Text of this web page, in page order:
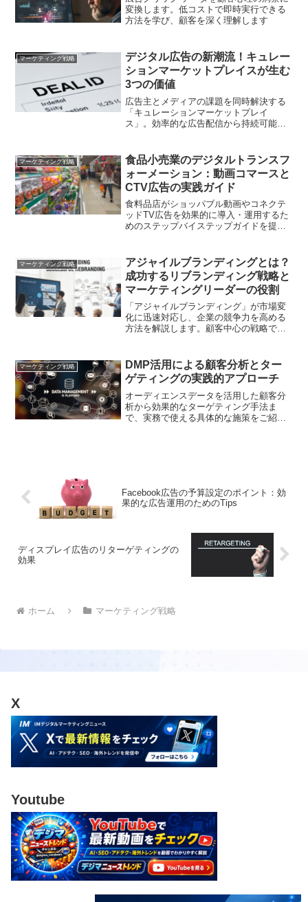
変換します。低コストで即時実行できる
方法を学び、顧客を深く理解します
マーケティング戦略
デジタル広告の新潮流！キュレー
ションマーケットプレイスが生む
3つの価値
広告主とメディアの課題を同時解決する
「キュレーションマーケットプレイ
ス」。効率的な広告配信から持続可能な
マーケティング戦略
食品小売業のデジタルトランスフ
ォーメーション：動画コマースと
CTV広告の実践ガイド
食料品店がショッパブル動画やコネクテ
ッドTV広告を効果的に導入・運用するた
めのステップバイステップガイドを提供
マーケティング戦略
アジャイルブランディングとは？
成功するリブランディング戦略と
マーケティングリーダーの役割
「アジャイルブランディング」が市場変
化に迅速対応し、企業の競争力を高める
方法を解説します。顧客中心の戦略で成
マーケティング戦略
DMP活用による顧客分析とター
ゲティングの実践的アプローチ
オーディエンスデータを活用した顧客分
析から効果的なターゲティング手法ま
で、実務で使える具体的な施策をご紹介
Facebook広告の予算設定のポイント：効
果的な広告運用のためのTips
ディスプレイ広告のリターゲティングの
効果
ホーム マーケティング戦略
X
Youtube